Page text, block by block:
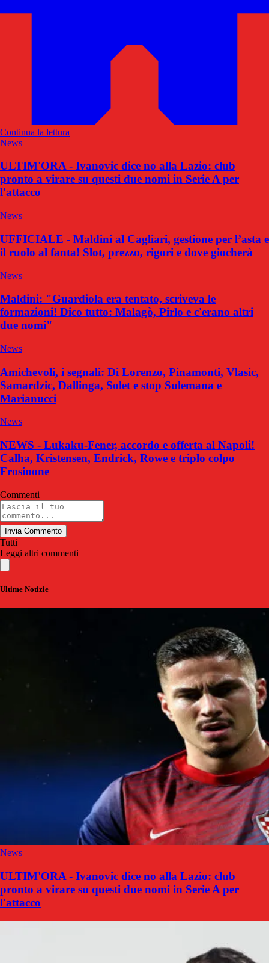
Continua la lettura
News
ULTIM'ORA - Ivanovic dice no alla Lazio: club
pronto a virare su questi due nomi in Serie A per
l'attacco
News
UFFICIALE - Maldini al Cagliari, gestione per l’asta e
il ruolo al fanta! Slot, prezzo, rigori e dove giocherà
News
Maldini: "Guardiola era tentato, scriveva le
formazioni! Dico tutto: Malagò, Pirlo e c'erano altri
due nomi"
News
Amichevoli, i segnali: Di Lorenzo, Pinamonti, Vlasic,
Samardzic, Dallinga, Solet e stop Sulemana e
Marianucci
News
NEWS - Lukaku-Fener, accordo e offerta al Napoli!
Calha, Kristensen, Endrick, Rowe e triplo colpo
Frosinone
Commenti
Invia Commento
Tutti
Leggi altri commenti
Ultime Notizie
News
ULTIM'ORA - Ivanovic dice no alla Lazio: club
pronto a virare su questi due nomi in Serie A per
l'attacco